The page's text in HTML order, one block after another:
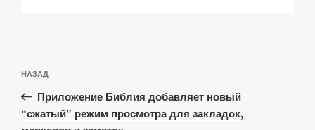
по
записям
Предыдущая
запись:
НАЗАД
Приложение Библия добавляет новый
“сжатый” режим просмотра для закладок,